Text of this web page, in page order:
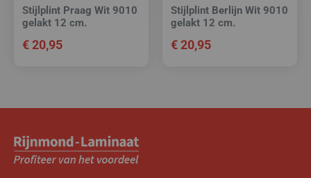
Stijlplint Praag Wit 9010
gelakt 12 cm.
€20,95
Stijlplint Berlijn Wit 9010
gelakt 12 cm.
€20,95